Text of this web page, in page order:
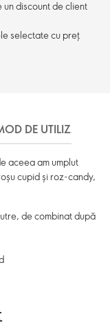
discount de client
selectate cu preț
DE UTILIZARE
aceea am umplut
cupid și roz-candy,
de combinat după